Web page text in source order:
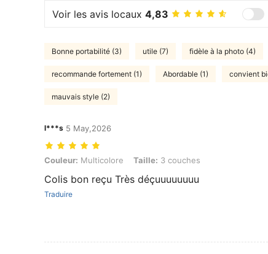
Voir les avis locaux 4,83
Bonne portabilité (3) utile (7) fidèle à la photo (4)
recommande fortement (1) Abordable (1) convient
mauvais style (2)
l***s 5 May,2026
Couleur: Multicolore, Taille: 3 couches
Couleur: Multicolore Taille: 3 couches
Colis bon reçu Très déçuuuuuuuu
Traduire